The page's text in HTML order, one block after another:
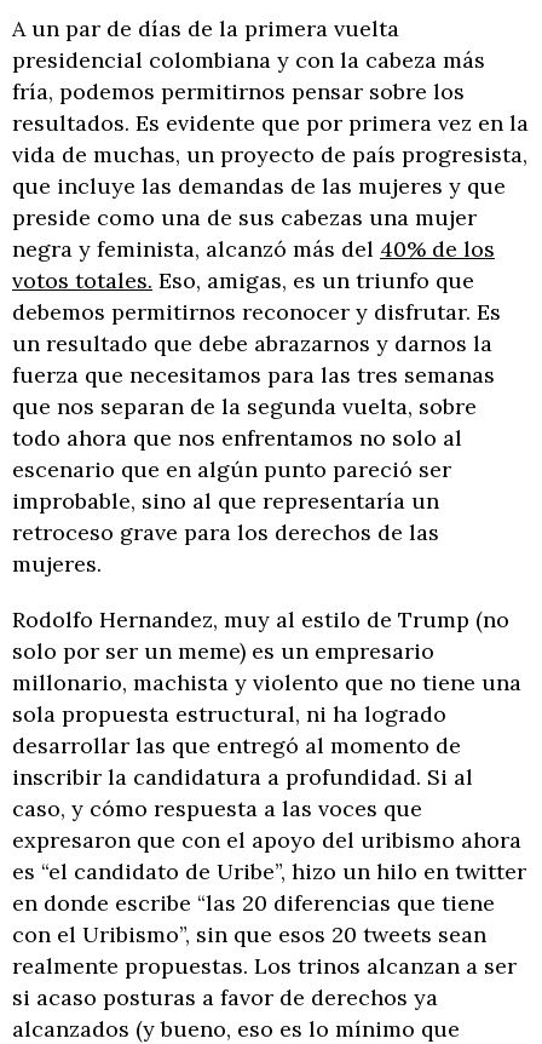
A un par de días de la primera vuelta
presidencial colombiana y con la cabeza más
fría, podemos permitirnos pensar sobre los
resultados. Es evidente que por primera vez en la
vida de muchas, un proyecto de país progresista,
que incluye las demandas de las mujeres y que
preside como una de sus cabezas una mujer
negra y feminista, alcanzó más del 40% de los
votos totales. Eso, amigas, es un triunfo que
debemos permitirnos reconocer y disfrutar. Es
un resultado que debe abrazarnos y darnos la
fuerza que necesitamos para las tres semanas
que nos separan de la segunda vuelta, sobre
todo ahora que nos enfrentamos no solo al
escenario que en algún punto pareció ser
improbable, sino al que representaría un
retroceso grave para los derechos de las
mujeres.
Rodolfo Hernandez, muy al estilo de Trump (no
solo por ser un meme) es un empresario
millonario, machista y violento que no tiene una
sola propuesta estructural, ni ha logrado
desarrollar las que entregó al momento de
inscribir la candidatura a profundidad. Si al
caso, y cómo respuesta a las voces que
expresaron que con el apoyo del uribismo ahora
es “el candidato de Uribe”, hizo un hilo en twitter
en donde escribe “las 20 diferencias que tiene
con el Uribismo”, sin que esos 20 tweets sean
realmente propuestas. Los trinos alcanzan a ser
si acaso posturas a favor de derechos ya
alcanzados (y bueno, eso es lo mínimo que